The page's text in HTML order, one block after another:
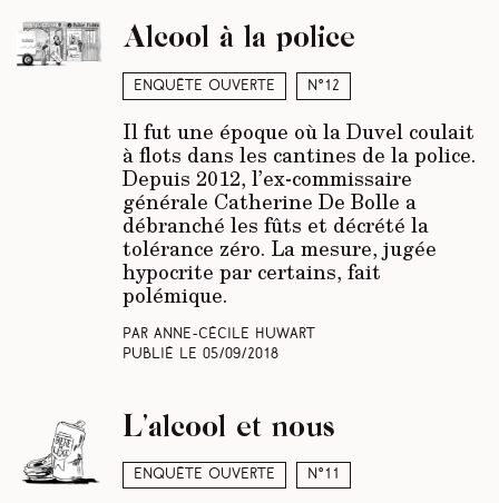
Enquête ouverte N°12
Alcool à la police
Il fut une époque où la Duvel coulait
à flots dans les cantines de la police.
Depuis 2012, l’ex-commissaire
générale Catherine De Bolle a
débranché les fûts et décrété la
tolérance zéro. La mesure, jugée
hypocrite par certains, fait
polémique.
Par Anne-Cécile Huwart
Publié le 05/09/2018
Enquête ouverte N°11
L’alcool et nous